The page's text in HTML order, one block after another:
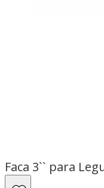
Faca 3`` para